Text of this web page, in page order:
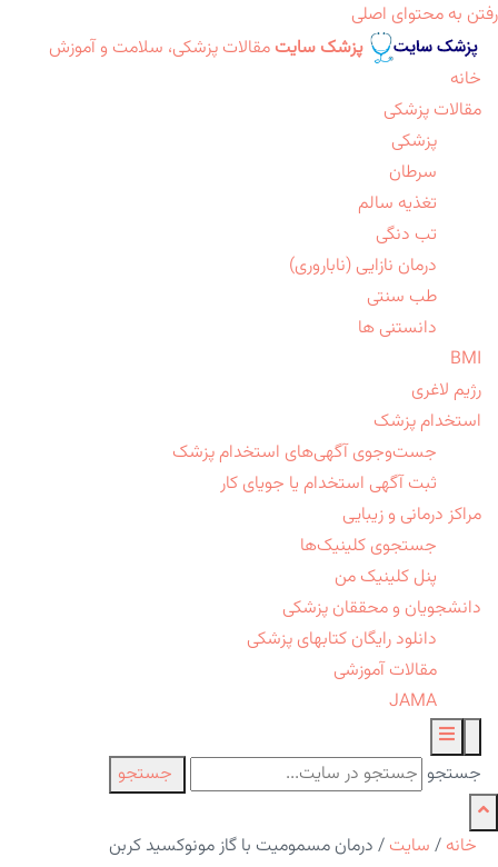
رفتن به محتوای اصلی
پزشک سایت مقالات پزشکی، سلامت و آموزش
خانه
مقالات پزشکی
پزشکی
سرطان
تغذیه سالم
تب دنگی
درمان نازایی (ناباروری)
طب سنتی
دانستنی ها
BMI
رژیم لاغری
استخدام پزشک
جست‌وجوی آگهی‌های استخدام پزشک
ثبت آگهی استخدام یا جویای کار
مراکز درمانی و زیبایی
جستجوی کلینیک‌ها
پنل کلینیک من
دانشجویان و محققان پزشکی
دانلود رایگان کتابهای پزشکی
مقالات آموزشی
JAMA
جستجو جستجو
خانه / سایت / درمان مسمومیت با گاز مونوکسید کربن